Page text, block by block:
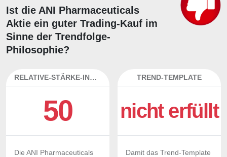
Ist die ANI Pharmaceuticals
Aktie ein guter Trading-Kauf im
Sinne der Trendfolge-
Philosophie?
RELATIVE-STÄRKE-INDEX
50
Die ANI Pharmaceuticals
TREND-TEMPLATE
nicht erfüllt
Damit das Trend-Template